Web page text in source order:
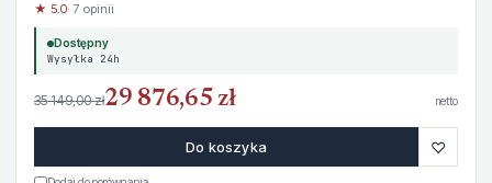
★ 5.0· 7 opinii
Dostępny
Wysyłka 24h
35 149,00 zł29 876,65 zł netto
Do koszyka ♡